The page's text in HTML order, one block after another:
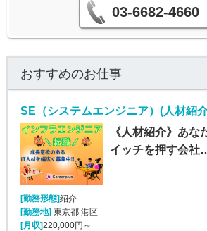
03-6682-4660
おすすめのお仕事
《人材紹介》あな
イッチを押す会社
[勤務形態]紹介
[勤務地]東京都 港区
[月収]220,000円～